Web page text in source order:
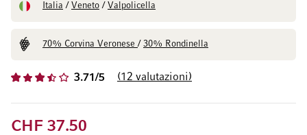
3.71/5 12 valutazioni
Italia / Veneto / Valpolicella
70% Corvina Veronese/ 30% Rondinella
CHF 37.50